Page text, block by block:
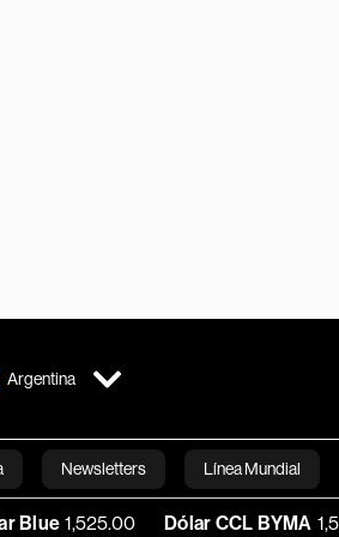
Argentina
Newsletters Línea Mundial
Bloomberg
Dólar CCL BYMA 1,579.13